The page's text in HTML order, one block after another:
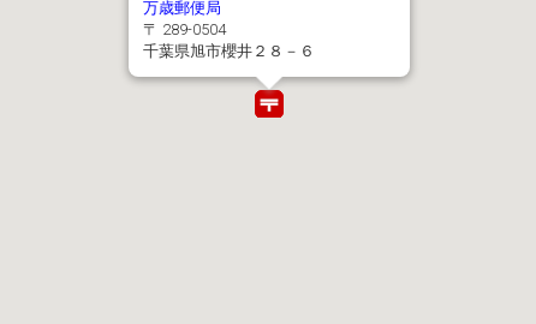
万歳郵便局
〒 289-0504
千葉県旭市櫻井２８－６